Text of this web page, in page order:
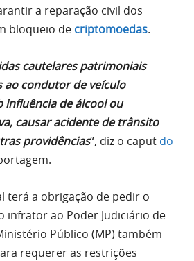
a reparação civil dos
bloqueio de criptomoedas.
cautelares patrimoniais
ao condutor de veículo
de álcool ou
causar acidente de trânsito
providências“, diz o caput do
terá a obrigação de pedir o
infrator ao Poder Judiciário de
Público (MP) também
requerer as restrições